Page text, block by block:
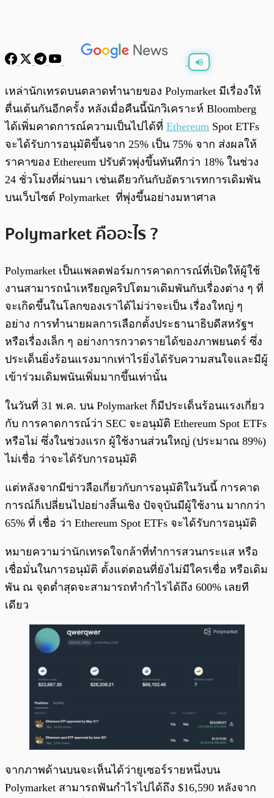
/0:00
เหล่านักเทรดบนตลาดทำนายของ Polymarket มีเรื่องให้
ตื่นเต้นกันอีกครั้ง หลังเมื่อคืนนี้นักวิเคราะห์ Bloomberg
ได้เพิ่มคาดการณ์ความเป็นไปได้ที่ Ethereum Spot ETFs
จะได้รับการอนุมัติขึ้นจาก 25% เป็น 75% จาก ส่งผลให้
ราคาของ Ethereum ปรับตัวพุ่งขึ้นทันทีกว่า 18% ในช่วง
24 ชั่วโมงที่ผ่านมา เช่นเดียวกันกับอัตราเรทการเดิมพัน
บนเว็บไซต์ Polymarket ที่พุ่งขึ้นอย่างมหาศาล
Polymarket คืออะไร ?
Polymarket เป็นแพลตฟอร์มการคาดการณ์ที่เปิดให้ผู้ใช้
งานสามารถนำเหรียญคริปโตมาเดิมพันกับเรื่องต่าง ๆ ที่
จะเกิดขึ้นในโลกของเราได้ไม่ว่าจะเป็น เรื่องใหญ่ ๆ
อย่าง การทำนายผลการเลือกตั้งประธานาธิบดีสหรัฐฯ
หรือเรื่องเล็ก ๆ อย่างการกวาดรายได้ของภาพยนตร์ ซึ่ง
ประเด็นยิ่งร้อนแรงมากเท่าไรยิ่งได้รับความสนใจและมีผู้
เข้าร่วมเดิมพนันเพิ่มมากขึ้นเท่านั้น
ในวันที่ 31 พ.ค. บน Polymarket ก็มีประเด็นร้อนแรงเกี่ยว
กับ การคาดการณ์ว่า SEC จะอนุมัติ Ethereum Spot ETFs
หรือไม่ ซึ่งในช่วงแรก ผู้ใช้งานส่วนใหญ่ (ประมาณ 89%)
ไม่เชื่อ ว่าจะได้รับการอนุมัติ
แต่หลังจากมีข่าวลือเกี่ยวกับการอนุมัติในวันนี้ การคาด
การณ์ก็เปลี่ยนไปอย่างสิ้นเชิง ปัจจุบันมีผู้ใช้งาน มากกว่า
65% ที่ เชื่อ ว่า Ethereum Spot ETFs จะได้รับการอนุมัติ
หมายความว่านักเทรดใจกล้าที่ทำการสวนกระแส หรือ
เชื่อมั่นในการอนุมัติ ตั้งแต่ตอนที่ยังไม่มีใครเชื่อ หรือเดิม
พัน ณ จุดต่ำสุดจะสามารถทำกำไรได้ถึง 600% เลยที
เดียว
จากภาพด้านบนจะเห็นได้ว่ายูเซอร์รายหนึ่งบน
Polymarket สามารถฟันกำไรไปได้ถึง $16,590 หลังจาก